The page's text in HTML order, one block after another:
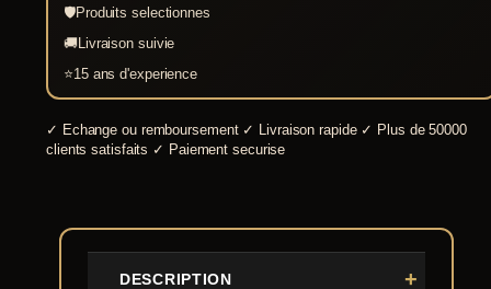
🛡Produits selectionnes
🚚Livraison suivie
⭐15 ans d'experience
✓ Echange ou remboursement ✓ Livraison rapide ✓ Plus de 50000
clients satisfaits ✓ Paiement securise
DESCRIPTION